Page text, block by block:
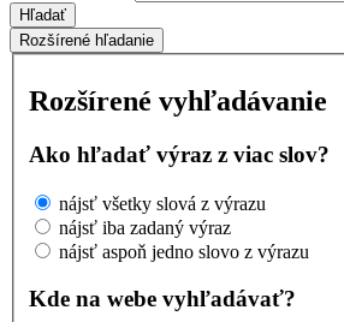
Hľadať
Rozšírené hľadanie
Rozšírené vyhľadávanie
Ako hľadať výraz z viac slov?
nájsť všetky slová z výrazu
nájsť iba zadaný výraz
nájsť aspoň jedno slovo z výrazu
Kde na webe vyhľadávať?